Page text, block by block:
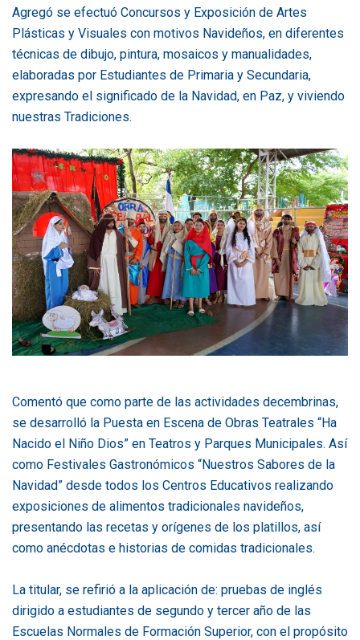
Agregó se efectuó Concursos y Exposición de Artes
Plásticas y Visuales con motivos Navideños, en diferentes
técnicas de dibujo, pintura, mosaicos y manualidades,
elaboradas por Estudiantes de Primaria y Secundaria,
expresando el significado de la Navidad, en Paz, y viviendo
nuestras Tradiciones.
Comentó que como parte de las actividades decembrinas,
se desarrolló la Puesta en Escena de Obras Teatrales “Ha
Nacido el Niño Dios” en Teatros y Parques Municipales. Así
como Festivales Gastronómicos “Nuestros Sabores de la
Navidad” desde todos los Centros Educativos realizando
exposiciones de alimentos tradicionales navideños,
presentando las recetas y orígenes de los platillos, así
como anécdotas e historias de comidas tradicionales.
La titular, se refirió a la aplicación de: pruebas de inglés
dirigido a estudiantes de segundo y tercer año de las
Escuelas Normales de Formación Superior, con el propósito